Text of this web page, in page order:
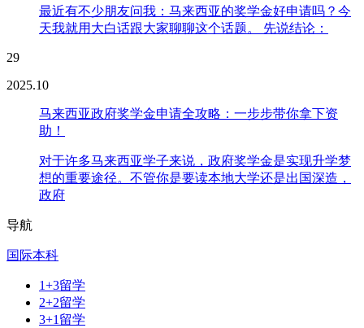
最近有不少朋友问我：马来西亚的奖学金好申请吗？今
天我就用大白话跟大家聊聊这个话题。 先说结论：
29
2025.10
马来西亚政府奖学金申请全攻略：一步步带你拿下资
助！
对于许多马来西亚学子来说，政府奖学金是实现升学梦
想的重要途径。不管你是要读本地大学还是出国深造，
政府
导航
国际本科
1+3留学
2+2留学
3+1留学